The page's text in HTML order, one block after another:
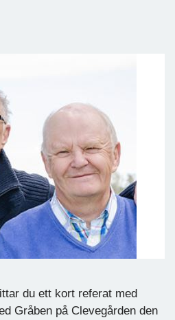
du ett kort referat med
Gråben på Clevegården den